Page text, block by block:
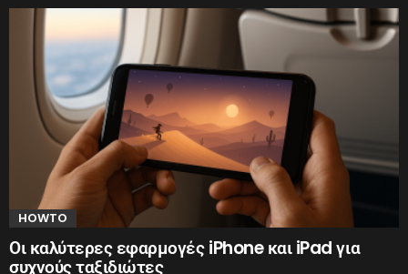
HOWTO
Οι καλύτερες εφαρμογές iPhone και iPad για
συχνούς ταξιδιώτες